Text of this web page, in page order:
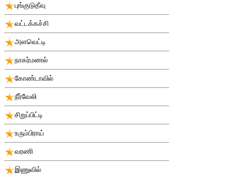
புங்குடுதீவு
வட்டக்கச்சி
அளவெட்டி
நாகர்மணல்
கோண்டாவில்
நீர்வேலி
சிறுப்பிட்டி
உரும்பிராய்
வரணி
இணுவில்